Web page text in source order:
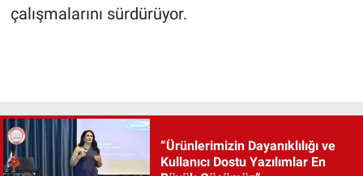
çalışmalarını sürdürüyor.
“Ürünlerimizin Dayanıklılığı ve
Kullanıcı Dostu Yazılımlar En